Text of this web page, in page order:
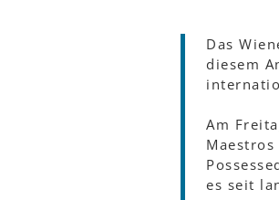
Das
diesem
Am
Maestros
es seit